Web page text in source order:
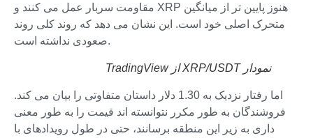
مقاومت سربار عمل می کنند و XRP هنوز پایین تر از میانگین
متحرک اصلی خود است. این نشان می دهد که روند کلی روند
صعودی نداشته است.
نمودار XRP/USDT از TradingView
اما رفتار نزدیک به 1.30 دلار داستان متفاوتی را بیان می کند.
فروشندگان به طور مکرر نتوانسته اند قیمت را به طور معنی
داری به زیر این منطقه برسانند، حتی در طول رویدادهای با